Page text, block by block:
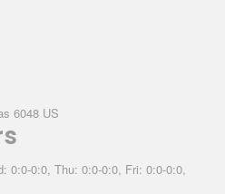
6048 US
0:0-0:0, Thu: 0:0-0:0, Fri: 0:0-0:0,